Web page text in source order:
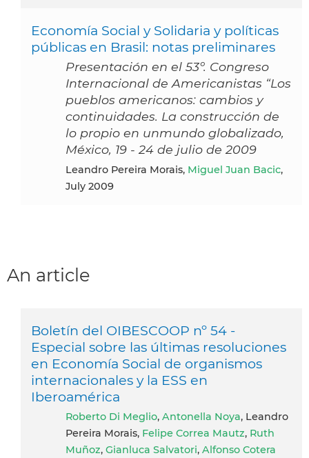
Economía Social y Solidaria y políticas
públicas en Brasil: notas preliminares
Presentación en el 53º. Congreso
Internacional de Americanistas “Los
pueblos americanos: cambios y
continuidades. La construcción de
lo propio en unmundo globalizado,
México, 19 - 24 de julio de 2009
Leandro Pereira Morais, Miguel Juan Bacic,
July 2009
An article
Boletín del OIBESCOOP nº 54 -
Especial sobre las últimas resoluciones
en Economía Social de organismos
internacionales y la ESS en
Iberoamérica
Roberto Di Meglio, Antonella Noya, Leandro
Pereira Morais, Felipe Correa Mautz, Ruth
Muñoz, Gianluca Salvatori, Alfonso Cotera